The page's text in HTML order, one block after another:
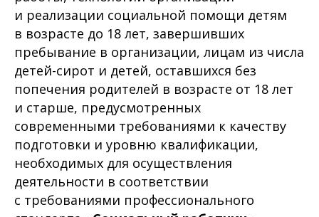
и реализации социальной помощи детям
в возрасте до 18 лет, завершивших
пребывание в организации, лицам из числа
детей-сирот и детей, оставшихся без
попечения родителей в возрасте от 18 лет
и старше, предусмотренных
современными требованиями к качеству
подготовки и уровню квалификации,
необходимых для осуществления
деятельности в соответствии
с требованиями профессионального